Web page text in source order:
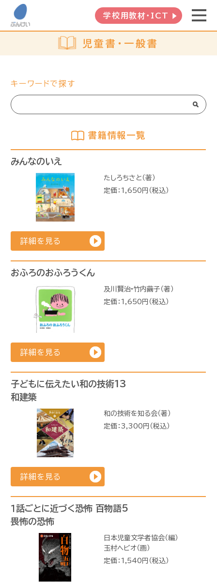
学校用教材・ICT
児童書・一般書
キーワードで探す
書籍情報一覧
みんなのいえ
たしろちさと（著）
定価：1,650円（税込）
詳細を見る
おふろのおふろうくん
及川賢治•竹内繭子（著）
定価：1,650円（税込）
詳細を見る
子どもに伝えたい和の技術13
和建築
和の技術を知る会（著）
定価：3,300円（税込）
詳細を見る
１話ごとに近づく恐怖 百物語5
畏怖の恐怖
日本児童文学者協会（編）
玉村ヘビオ（画）
定価：1,540円（税込）